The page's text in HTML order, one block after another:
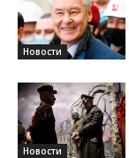
Новости
Новости